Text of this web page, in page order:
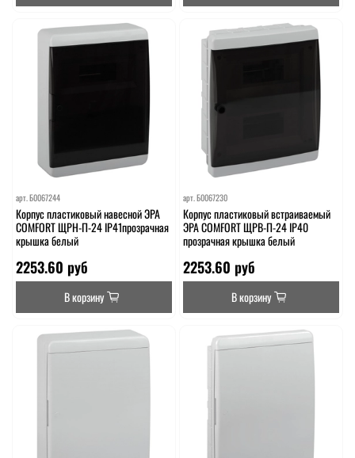
арт.Б0067244
Корпус пластиковый навесной ЭРА
COMFORT ЩРН-П-24 IP41прозрачная
крышка белый
2253.60 руб
В корзину
арт. Б0067230
Корпус пластиковый встраиваемый
ЭРА COMFORT ЩРВ-П-24 IP40
прозрачная крышка белый
2253.60 руб
В корзину